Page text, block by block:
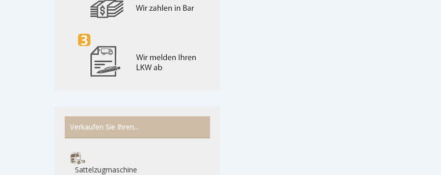
Verkaufen Sie Ihren...
Sattelzugmaschine